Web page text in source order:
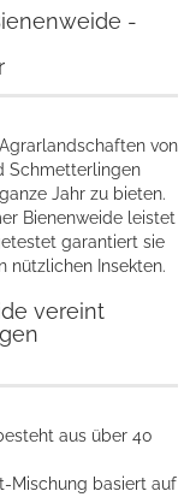
-
von
Schmetterlingen
Jahr zu bieten.
Bienenweide leistet
garantiert sie
nützlichen Insekten.
vereint
aus über 40
Mischung basiert auf